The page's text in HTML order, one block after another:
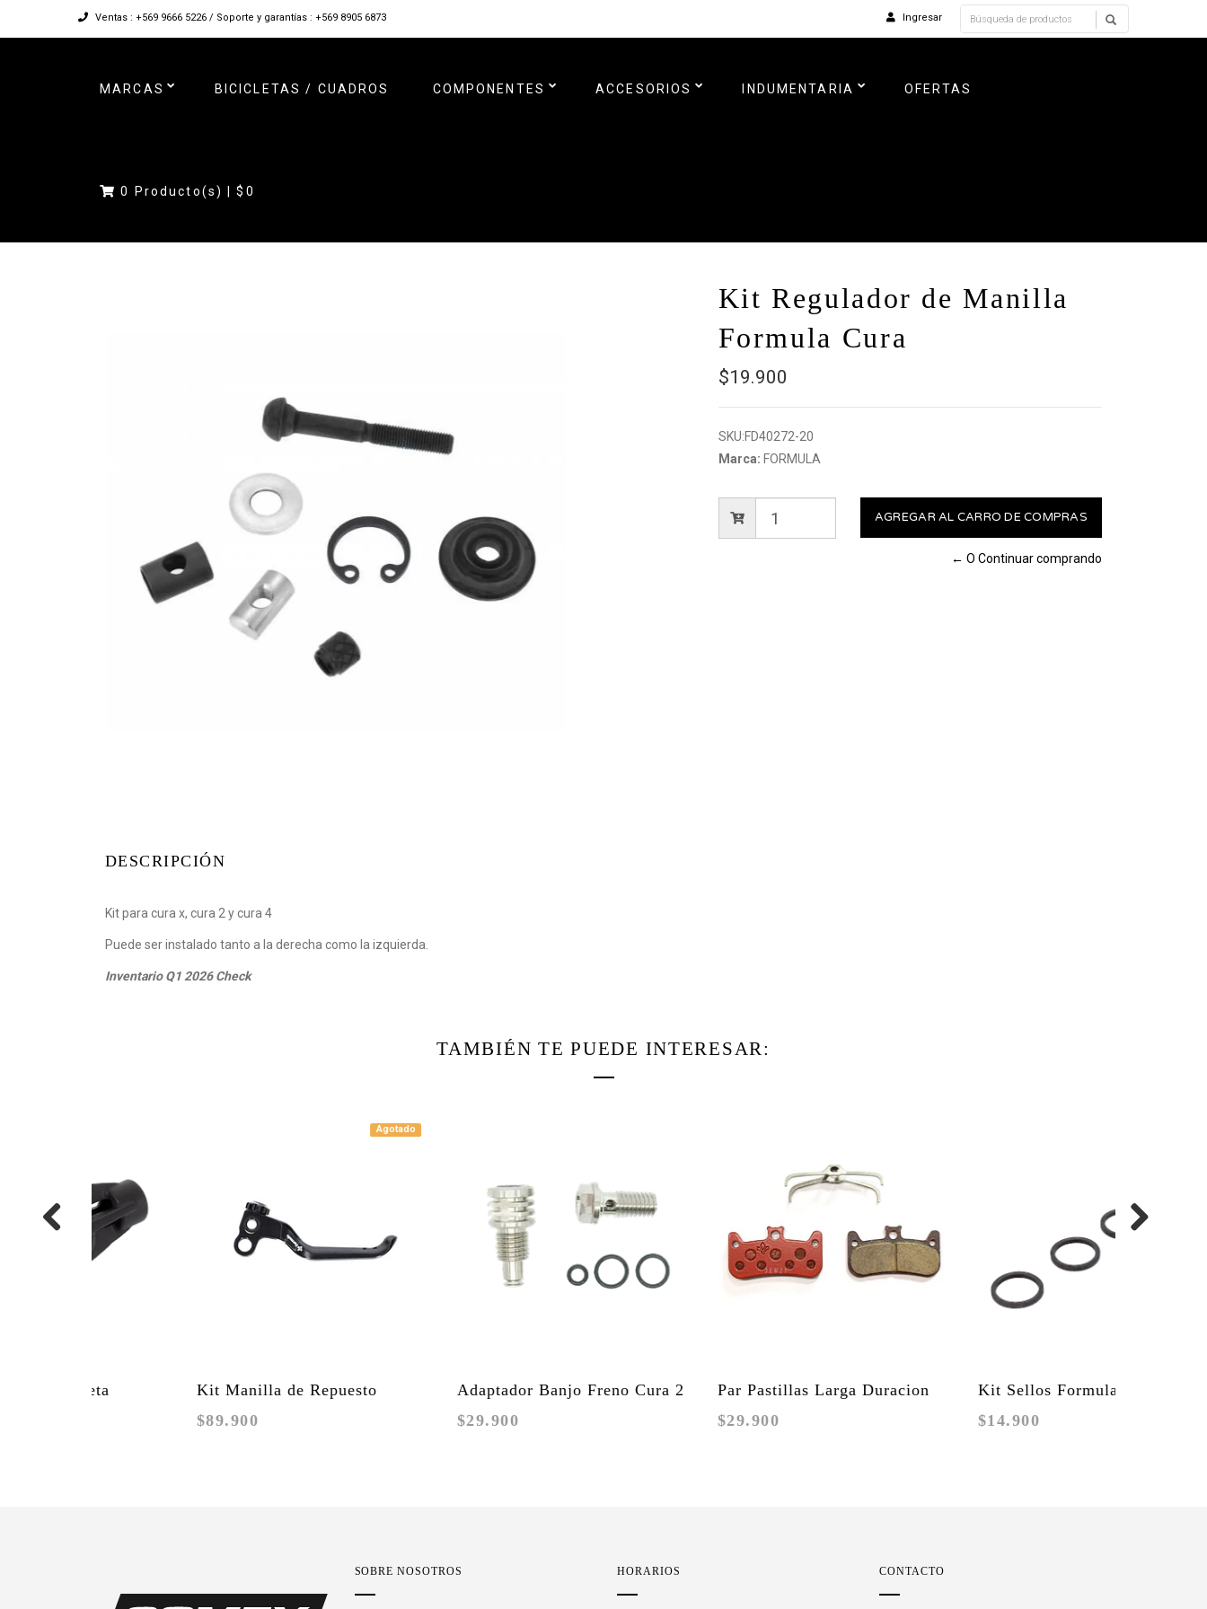
Ventas : +569 9666 5226 / Soporte y garantías : +569 8905 6873 Ingresar
MARCAS BICICLETAS / CUADROS COMPONENTES ACCESORIOS INDUMENTARIA OFERTAS
0 Producto(s) |$0
DESCRIPCIÓN
Kit para cura x, cura 2 y cura 4
Puede ser instalado tanto a la derecha como la izquierda.
Inventario Q1 2026 Check
Kit Regulador de Manilla
Formula Cura
$19.900
SKU:FD40272-20
Marca: FORMULA
← O Continuar comprando
TAMBIÉN TE PUEDE INTERESAR:
Kit Manilla de Repuesto
Formula Cura TFRA / FCS
Adaptador Banjo Freno Cura 2
Par Pastillas Larga Duracion
Cura 4 (Formato taller)
Kit Sellos Formula Cura 4
SOBRE NOSOTROS HORARIOS CONTACTO